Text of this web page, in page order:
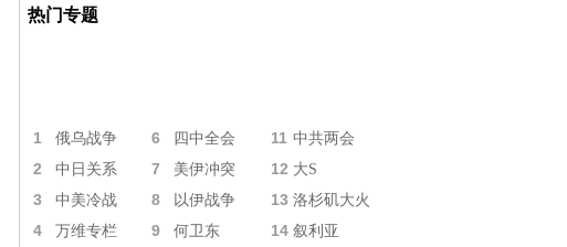
热门专题
1 俄乌战争 6 四中全会 11 中共两会
2 中日关系 7 美伊冲突 12 大S
3 中美冷战 8 以伊战争 13 洛杉矶大火
4 万维专栏 9 何卫东 14 叙利亚